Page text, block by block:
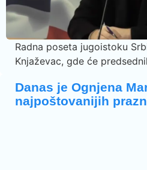
Radna poseta jugoistoku
Knjaževac, gde će
Danas je Ognjena
najpoštovanijih